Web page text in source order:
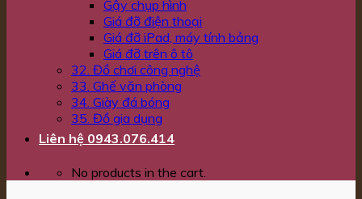
Gậy chụp hình
Giá đỡ điện thoại
Giá đỡ iPad, máy tính bảng
Giá đỡ trên ô tô
32. Đồ chơi công nghệ
33. Ghế văn phòng
34. Giày đá bóng
35. Đồ gia dụng
Liên hệ 0943.076.414
No products in the cart.